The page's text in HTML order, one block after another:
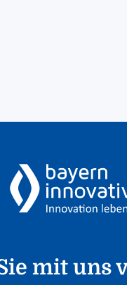
mit uns